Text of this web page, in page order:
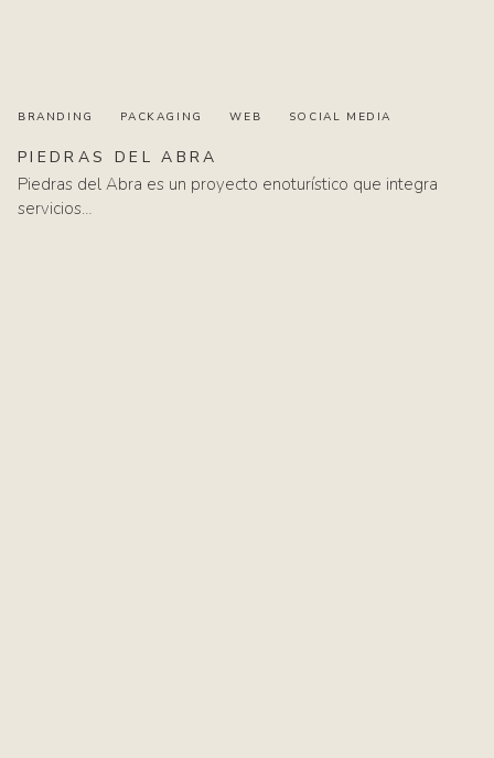
BRANDING PACKAGING WEB SOCIAL MEDIA
PIEDRAS DEL ABRA
Piedras del Abra es un proyecto enoturístico que integra
servicios…